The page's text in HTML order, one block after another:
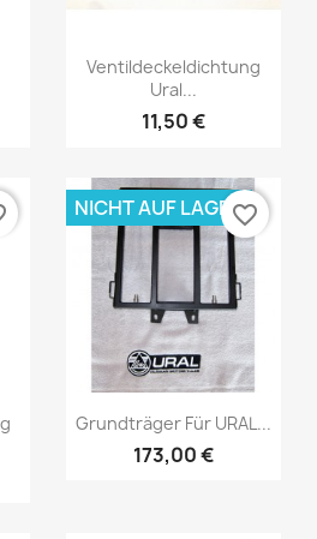
Ventildeckeldichtung
Ural...
11,50 €
Grundträger Für URAL...
173,00 €
NICHT AUF LAGERfavorite_border